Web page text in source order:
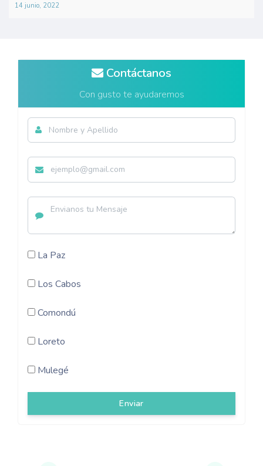
14 junio, 2022
Contáctanos
Con gusto te ayudaremos
La Paz
Los Cabos
Comondú
Loreto
Mulegé